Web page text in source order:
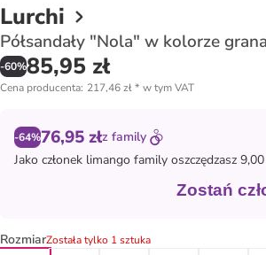
Lurchi
Półsandały "Nola" w kolorze
-60%85,95 zł
Cena producenta: 217,46 zł* w tym VAT
-64%76,95 złz family
Jako członek limango family oszczędzasz
Zostań
RozmiarZostała tylko 1 sztuka